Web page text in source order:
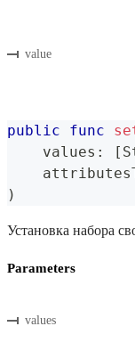
value
public func
    values
: [
)
Установка набора
Parameters
values